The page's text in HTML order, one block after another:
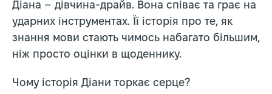
Діана – дівчина-драйв. Вона співає та грає на
ударних інструментах. Її історія про те, як
знання мови стають чимось набагато більшим,
ніж просто оцінки в щоденнику.
Чому історія Діани торкає серце?